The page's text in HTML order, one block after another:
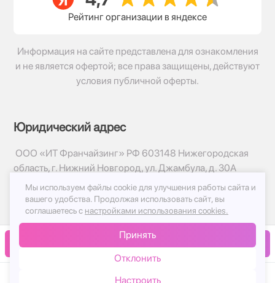
В корзину
Рейтинг организации в яндексе
Информация на сайте представлена для ознакомления
и не является офертой; все права защищены, действуют
условия публичной оферты.
Юридический адрес
ООО «ИТ Франчайзинг» РФ 603148 Нижегородская
область, г. Нижний Новгород, ул. Джамбула, д. 30А
© 2017-2026г, База Цветов 24.ру
Политика конфиденциальности
Публичная оферта
Мы используем файлы cookie для улучшения работы сайта и
вашего удобства. Продолжая использовать сайт, вы
соглашаетесь с настройками использования cookies.
Принять
Отклонить
Настроить